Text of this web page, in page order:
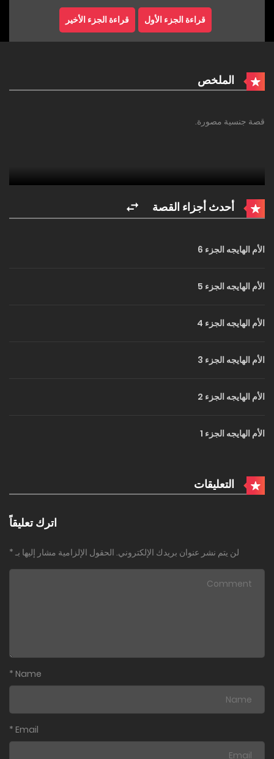
قراءة الجزء الأول قراءة الجزء الأخير
الملخص
قصة جنسية مصورة.
أحدث أجزاء القصة
الأم الهايجه الجزء 6
الأم الهايجه الجزء 5
الأم الهايجه الجزء 4
الأم الهايجه الجزء 3
الأم الهايجه الجزء 2
الأم الهايجه الجزء 1
التعليقات
اترك تعليقاً
لن يتم نشر عنوان بريدك الإلكتروني. الحقول الإلزامية مشار إليها بـ *
Name
*
Email
*